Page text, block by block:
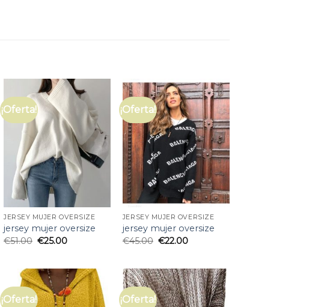
¡Oferta!
JERSEY MUJER OVERSIZE
jersey mujer oversize
€51.00 €25.00
¡Oferta!
JERSEY MUJER OVERSIZE
jersey mujer oversize
€45.00 €22.00
¡Oferta! ¡Oferta!